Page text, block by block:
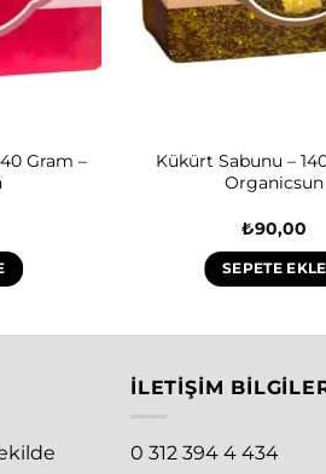
Gram –
Kükürt Sabunu –
Organicsun
₺90,00
SEPETE EKLE
İLETIŞIM
0 312 394 4 434